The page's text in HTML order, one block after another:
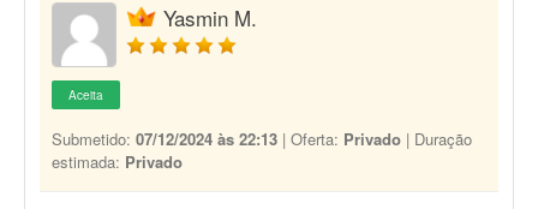
Yasmin M.
Aceita
Submetido: 07/12/2024 às 22:13 | Oferta: Privado | Duração
estimada: Privado